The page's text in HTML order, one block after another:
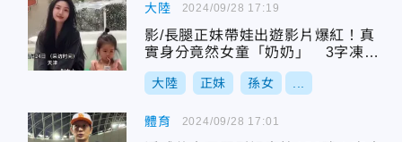
大陸
影/長腿正妹帶娃出遊影片爆紅！真
實身分竟然女童「奶奶」 3字凍齡
秘訣曝
大陸 正妹 孫女
2024/09/28 17:19
體育 2024/09/28 17:01